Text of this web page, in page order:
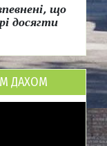
що
досягти
ДАХОМ